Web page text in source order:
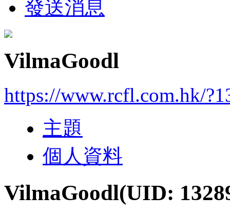
發送消息
VilmaGoodl
https://www.rcfl.com.hk/
主題
個人資料
VilmaGoodl(UID: